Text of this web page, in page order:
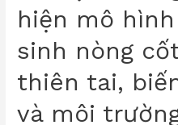
hiện mô
sinh nòng
thiên tai,
và môi